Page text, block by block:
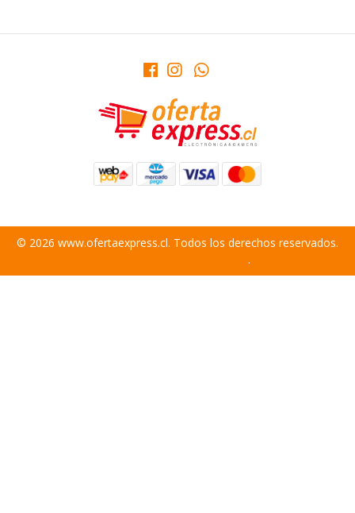
© 2026 www.ofertaexpress.cl. Todos los derechos reservados.
.